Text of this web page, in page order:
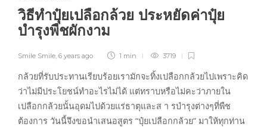
วิธีทำปุ๋ยเปลือกล้วย ประหยัดค่าปุ๋ย
บำรุงพืชผักงาม
Smile Smile 6 years ago 1 min 3719
กล้วยที่รับประทานเรียบร้อยเรามักจะทิ้งเปลือกกล้วยไปเพราะคิด
ว่าไม่มีประโยชน์ทำอะไรไม่ได้ แต่ทราบหรือไม่คะว่าภายใน
เปลือกกล้วยนั้นอุดมไปด้วยแร่ธาตุและส า รบำรุงต่างๆที่พืช
ต้องการ วันนี้จึงขอนำเสนอสูตร “ปุ๋ยเปลือกกล้วย” มาให้ทุกท่าน